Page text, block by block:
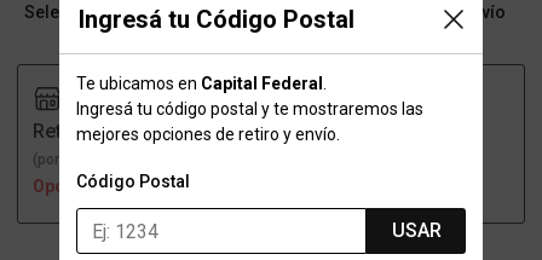
Ingresá tu Código Postal
Te ubicamos en Capital Federal
Ingresá tu código postal y te mostraremos las
mejores opciones de retiro y envío.
Código Postal
USAR
Seleccioná talle (ARG) y conocé las opciones de retiro/envío
Retiro
(por una sucursal)
Opción no disponible
Envío